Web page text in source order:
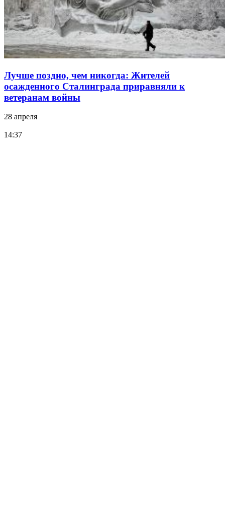
Лучше поздно, чем никогда: Жителей
осажденного Сталинграда приравняли к
ветеранам войны
28 апреля
14:37